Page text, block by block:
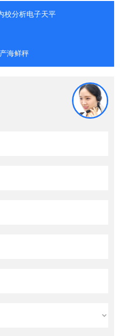
校分析电子天平
海鲜秤